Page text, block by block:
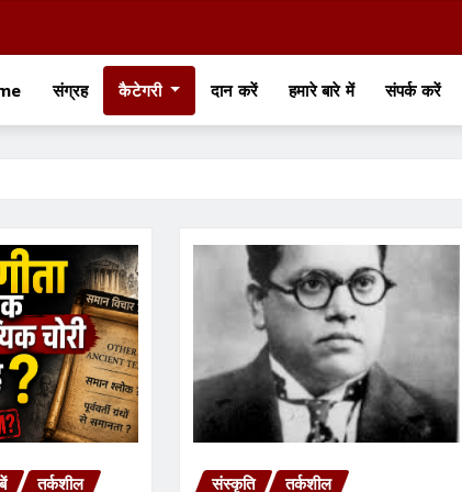
संग्रह कैटेगरी दान करें हमारे बारे में संपर्क करें
तर्कशील संस्कृति तर्कशील